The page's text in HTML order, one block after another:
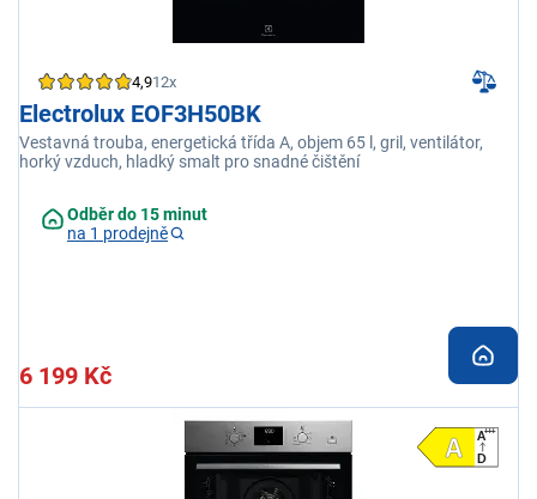
4,912x
Electrolux EOF3H50BK
Vestavná trouba, energetická třída A, objem 65 l, gril, ventilátor,
horký vzduch, hladký smalt pro snadné čištění
Odběr do 15 minut
na 1 prodejně
6 199 Kč